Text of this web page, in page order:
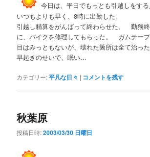
今日は、平日でもっとも引越しをす
いつもよりも早く、8時に出勤した。
引越し精算をがんばって終わらせた。 勤務
に、バイクを修理してもらった。 ガムテー
目はみっともないが、壊れた箇所は全て治った
早起きのせいで、眠い…
カテゴリー:平凡な日々 | コメントを残す
秋葉原
投稿日時:2003/03/30 日曜日